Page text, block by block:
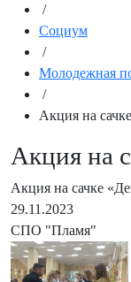
/
Социум
/
Молодежная
/
Акция на
Акция на
Акция на сачке
29.11.2023
СПО "Пламя"